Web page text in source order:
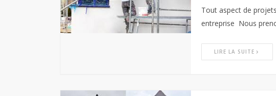
Tout aspect de
entreprise Nous
LIRE LA SUITE